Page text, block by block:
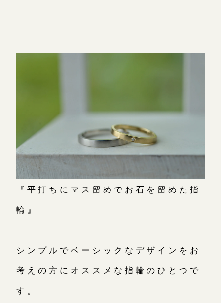
『平打ちにマス留めでお石を留めた指
輪』
シンプルでベーシックなデザインをお
考えの方にオススメな指輪のひとつで
す。